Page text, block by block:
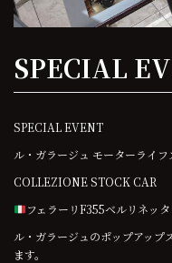
SPECIAL
SPECIAL EVENT
ル・ガラージュ モーターライフ
COLLEZIONE STOCK CAR
フェラーリF355ベルリネッタ
ル・ガラージュのポップアップ
ます。